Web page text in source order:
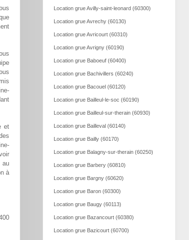
et
au
à
Location grue Avilly-saint-leonard (60300)
Location grue Avrechy (60130)
Location grue Avricourt (60310)
Location grue Avrigny (60190)
Location grue Baboeuf (60400)
Location grue Bachivillers (60240)
Location grue Bacouel (60120)
Location grue Bailleul-le-soc (60190)
Location grue Bailleul-sur-therain (60930)
Location grue Bailleval (60140)
Location grue Bailly (60170)
Location grue Balagny-sur-therain (60250)
Location grue Barbery (60810)
Location grue Bargny (60620)
Location grue Baron (60300)
Location grue Baugy (60113)
Location grue Bazancourt (60380)
Location grue Bazicourt (60700)